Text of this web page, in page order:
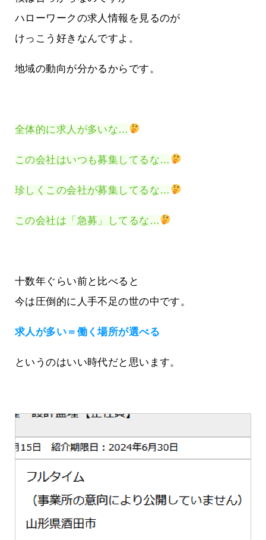
ハローワークの求人情報を見るのが
けっこう好きなんですよ。
地域の動向が分かるからです。
全体的に求人が多いな…
この会社はいつも募集してるな…
珍しくこの会社が募集してるな…
この会社は「急募」してるな…
十数年ぐらい前と比べると
今は圧倒的に人手不足の世の中です。
求人が多い＝働く場所が選べる
というのはいい時代だと思います。